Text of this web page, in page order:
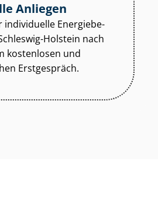
Anliegen
individuelle En­er­gie­be­
Holstein nach
kostenlosen und
Erstgespräch.